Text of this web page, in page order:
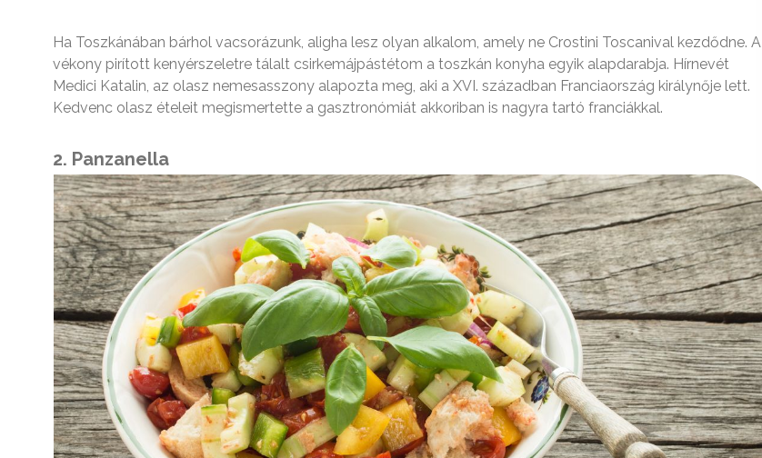
Ha Toszkánában bárhol vacsorázunk, aligha lesz olyan alkalom, amely ne Crostini Toscanival kezdődne. A
vékony pirított kenyérszeletre tálalt csirkemájpástétom a toszkán konyha egyik alapdarabja. Hírnevét
Medici Katalin, az olasz nemesasszony alapozta meg, aki a XVI. században Franciaország királynője lett.
Kedvenc olasz ételeit megismertette a gasztronómiát akkoriban is nagyra tartó franciákkal.
2. Panzanella